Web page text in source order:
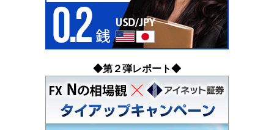
◆第２弾レポート◆